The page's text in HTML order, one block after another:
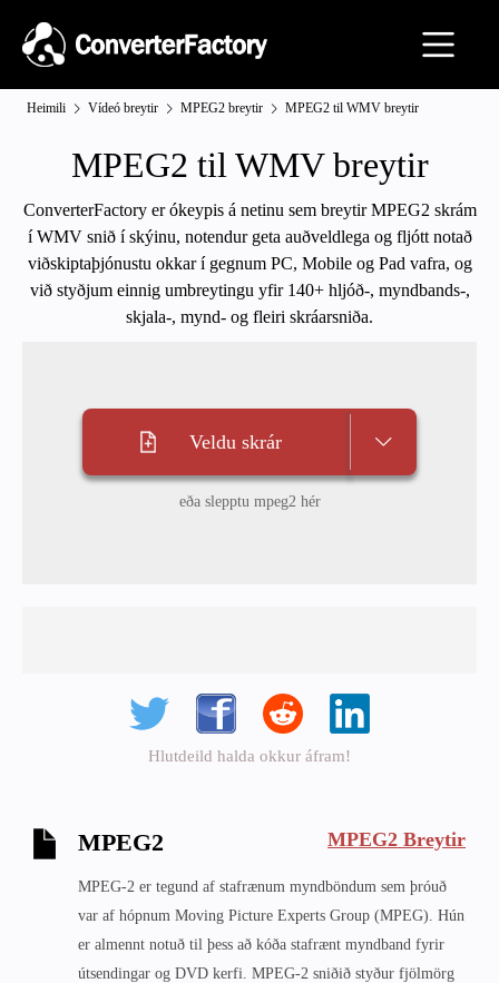
Heimili Vídeó breytir MPEG2 breytir MPEG2 til WMV breytir
MPEG2 til WMV breytir
ConverterFactory er ókeypis á netinu sem breytir MPEG2 skrám
í WMV snið í skýinu, notendur geta auðveldlega og fljótt notað
viðskiptaþjónustu okkar í gegnum PC, Mobile og Pad vafra, og
við styðjum einnig umbreytingu yfir 140+ hljóð-, myndbands-,
skjala-, mynd- og fleiri skráarsniða.
Veldu skrár
eða slepptu mpeg2 hér
Hlutdeild halda okkur áfram!
MPEG2 MPEG2 Breytir
MPEG-2 er tegund af stafrænum myndböndum sem þróuð
var af hópnum Moving Picture Experts Group (MPEG). Hún
er almennt notuð til þess að kóða stafrænt myndband fyrir
útsendingar og DVD kerfi. MPEG-2 sniðið styður fjölmörg